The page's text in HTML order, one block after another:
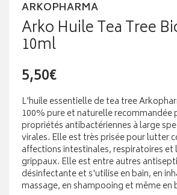
ARKOPHARMA
Arko Huile Tea Tree
10ml
5,50€
L'huile essentielle de tea tree
100% pure et naturelle recommandée
propriétés antibactériennes à large
virales. Elle est très prisée pour lutter
affections intestinales, respiratoires et
grippaux. Elle est entre autres
désinfectante et s'utilise en bain, en
massage, en shampooing et même en